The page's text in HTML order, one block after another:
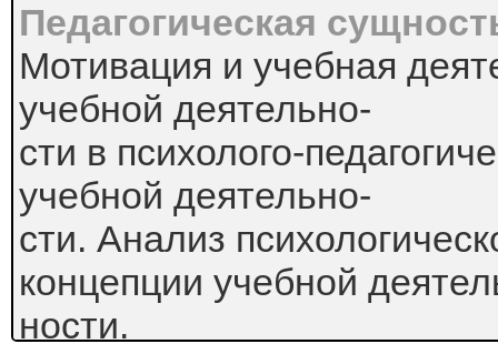
Педагогическая
Мотивация и учебная
учебной деятельно-
сти в психолого-
учебной деятельно-
сти. Анализ
концепции учебной
ности.